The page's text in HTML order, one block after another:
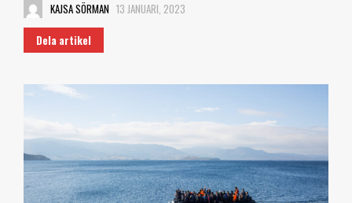
KAJSA SÖRMAN 13 JANUARI, 2023
Dela artikel